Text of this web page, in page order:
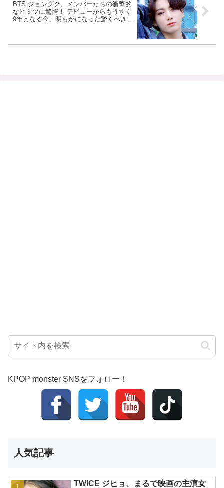
BTS ジョングク、メンバーたちの衝撃的
なヒミツに驚愕！ デビューからもうすぐ
9年となる今、明らかになった驚くべき自
KPOP monster SNSをフォロー！
人気記事
TWICE ジヒョ、まるで映画の主演女